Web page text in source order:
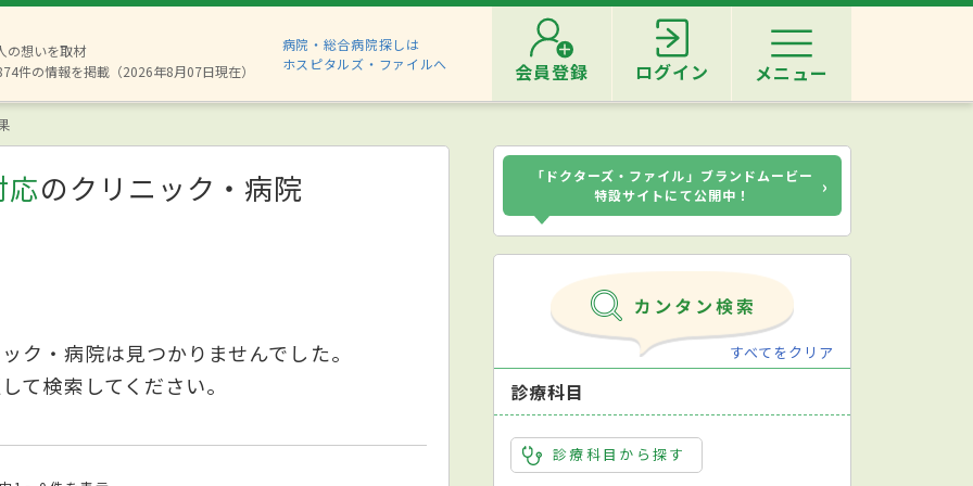
の想いを取材
件の情報を掲載（2026年8月07日現在）
病院・総合病院探しは
ホスピタルズ・ファイルへ
会員登録 ログイン メニュー
応のクリニック・病院
ク・病院は見つかりませんでした。
て検索してください。
「ドクターズ・ファイル」ブランドムービー
特設サイトにて公開中！
›
すべてをクリア
診療科目
診療科目から探す